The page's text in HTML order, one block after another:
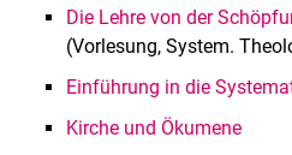
Die Lehre von der
(Vorlesung, System.
Einführung in die
Kirche und Ökumene